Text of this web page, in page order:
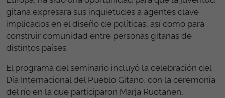
gitana expresara sus inquietudes a agentes clave
implicados en el diseño de políticas, así como para
construir comunidad entre personas gitanas de
distintos países.
El programa del seminario incluyó la celebración del
Día Internacional del Pueblo Gitano, con la ceremonia
del río en la que participaron Marja Ruotanen,